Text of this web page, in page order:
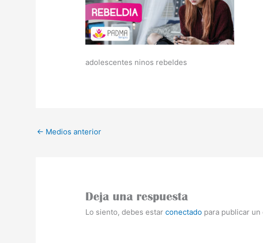
adolescentes ninos rebeldes
← Medios anterior
Deja una respuesta
Lo siento, debes estarconectado para publicar